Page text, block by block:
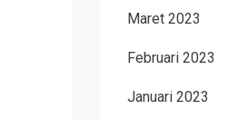
Maret 2023
Februari 2023
Januari 2023